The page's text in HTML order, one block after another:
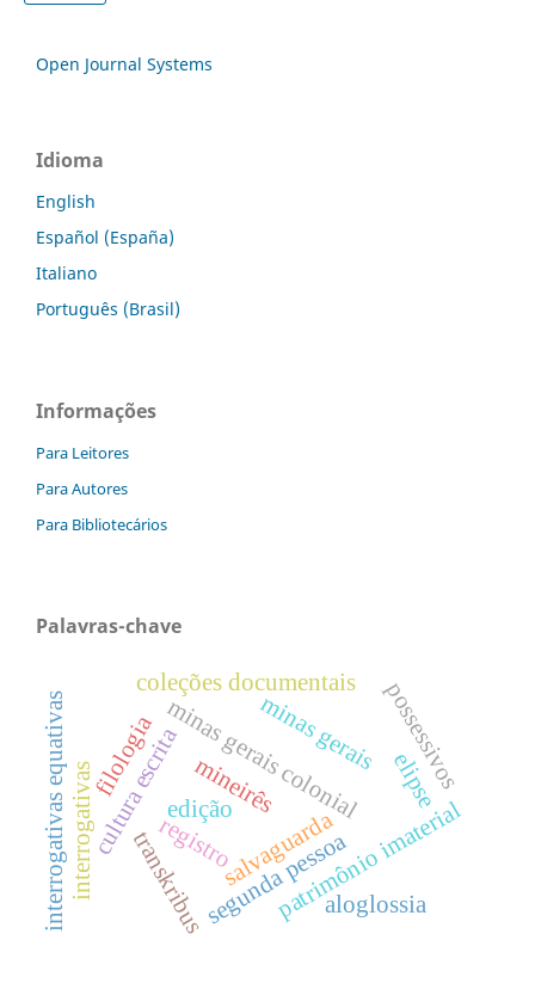
Open Journal Systems
Idioma
English
Español (España)
Italiano
Português (Brasil)
Informações
Para Leitores
Para Autores
Para Bibliotecários
Palavras-chave
minas gerais colonial
cultura escritamineirês
patrimônio imaterial
registrosalvaguarda
minas gerais
interrogativas
interrogativas equativas elipse
coleções documentais possessivos
segunda pessoa
filologia
transkribus aloglossia
edição